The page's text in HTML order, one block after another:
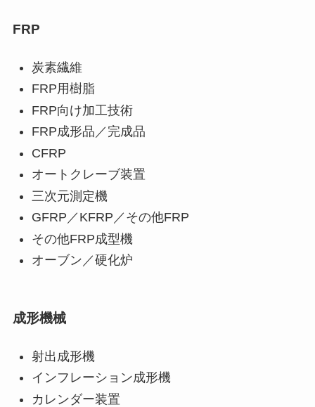
FRP
炭素繊維
FRP用樹脂
FRP向け加工技術
FRP成形品／完成品
CFRP
オートクレーブ装置
三次元測定機
GFRP／KFRP／その他FRP
その他FRP成型機
オーブン／硬化炉
成形機械
射出成形機
インフレーション成形機
カレンダー装置